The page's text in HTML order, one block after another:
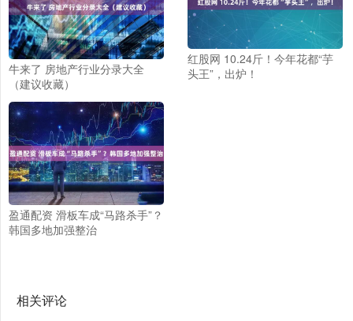
牛来了 房地产行业分录大全
（建议收藏）
红股网 10.24斤！今年花都“芋
头王”，出炉！
盈通配资 滑板车成“马路杀手”？
韩国多地加强整治
相关评论